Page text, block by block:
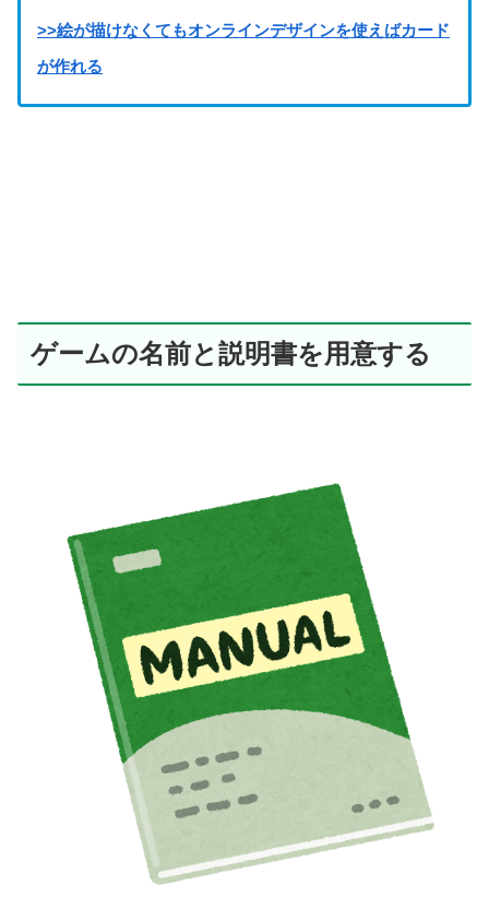
>>絵が描けなくてもオンラインデザインを使えばカード
が作れる
ゲームの名前と説明書を用意する